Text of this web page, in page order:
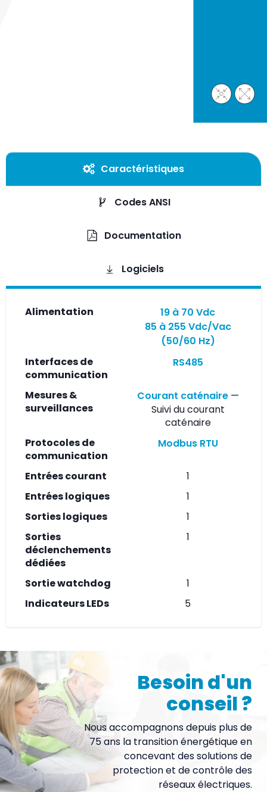
Caractéristiques
Codes ANSI
Documentation
Logiciels
Alimentation
19 à 70 Vdc
85 à 255 Vdc/Vac
(50/60 Hz)
Interfaces de
communication
RS485
Mesures &
surveillances
Courant caténaire—
Suivi du courant
caténaire
Protocoles de
communication
Modbus RTU
Entrées courant
1
Entrées logiques
1
Sorties logiques
1
Sorties
déclenchements
dédiées
1
Sortie watchdog
1
Indicateurs LEDs
5
Besoin d'un
conseil ?
Nous accompagnons depuis plus de
75 ans la transition énergétique en
concevant des solutions de
protection et de contrôle des
réseaux électriques.